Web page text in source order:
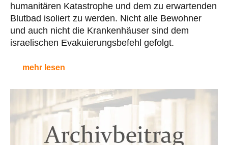
humanitären Katastrophe und dem zu erwartenden
Blutbad isoliert zu werden. Nicht alle Bewohner
und auch nicht die Krankenhäuser sind dem
israelischen Evakuierungsbefehl gefolgt.
mehr lesen